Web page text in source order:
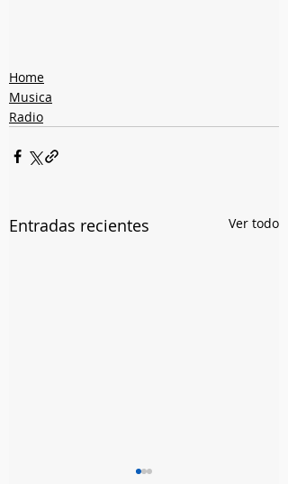
Home
Musica
Radio
Entradas recientes Ver todo